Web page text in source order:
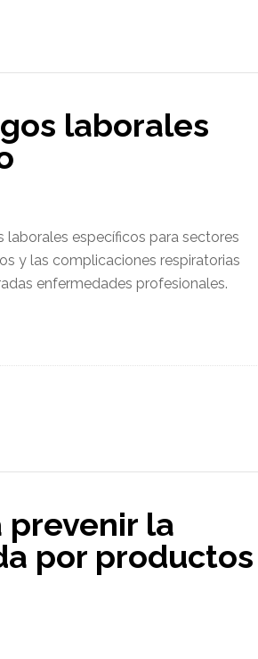
laborales
laborales específicos para sectores
y las complicaciones respiratorias
enfermedades profesionales.
prevenir la
por productos